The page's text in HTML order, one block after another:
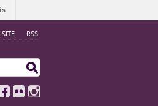
RSS
Facebook
Flickr